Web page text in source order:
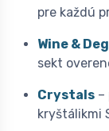
pre každú
Wine &
sekt
Crystals –
kryštálikmi